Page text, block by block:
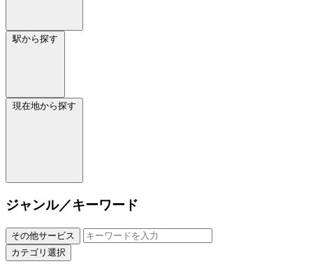
駅から探す
現在地から探す
ジャンル／キーワード
その他サービス
カテゴリ選択